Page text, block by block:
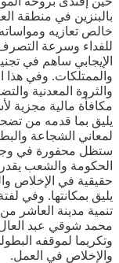
بالبنزين في منطقة
خالص تعازيه
للفداء وسرعة
الإيجابي ساهم في
والممتلكات. وفي هذا
والثروة المعدنية
مكافأة مالية مجزية
يليق بما قدمه من
لمعاني الشجاعة
ستظل محفورة في
الحكومة والشعب
حقيقية في الإخلاص
يليق بمكانتها. وفي
تنمية مدينة العاشر
محمد شوقي عبد العال
وتكريما لموقفه
والإخلاص في العمل.